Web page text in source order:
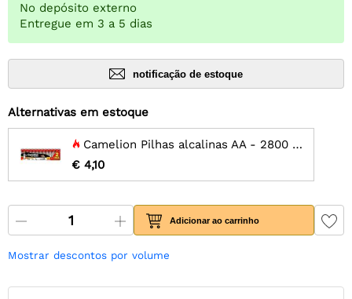
No depósito externo
Entregue em 3 a 5 dias
notificação de estoque
Alternativas em estoque
Camelion Pilhas alcalinas AA - 2800 mah - 12 unid.
€ 4,10
Adicionar ao carrinho
Mostrar descontos por volume